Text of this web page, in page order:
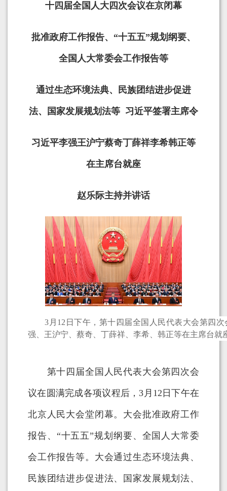
十四届全国人大四次会议在京闭幕
批准政府工作报告、“十五五”规划纲要、
全国人大常委会工作报告等
通过生态环境法典、民族团结进步促进
法、国家发展规划法等 习近平签署主席令
习近平李强王沪宁蔡奇丁薛祥李希韩正等
在主席台就座
赵乐际主持并讲话
3月12日下午，第十四届全国人民代表大会第四次
强、王沪宁、蔡奇、丁薛祥、李希、韩正等在主席台就
第十四届全国人民代表大会第四次会
议在圆满完成各项议程后，3月12日下午在
北京人民大会堂闭幕。大会批准政府工作
报告、“十五五”规划纲要、全国人大常委
会工作报告等。大会通过生态环境法典、
民族团结进步促进法、国家发展规划法、